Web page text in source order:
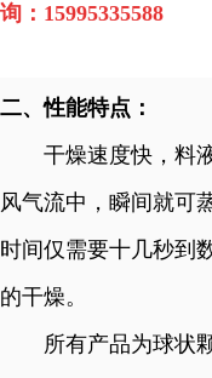
询： 15995335588
二、性能特点：
干燥速度快，料液
风气流中，瞬间就可
时间仅需要十几秒到
的干燥。
所有产品为球状颗